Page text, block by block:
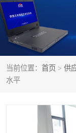
当前位置： 首页 > 供
水平
数字法庭
远程提讯